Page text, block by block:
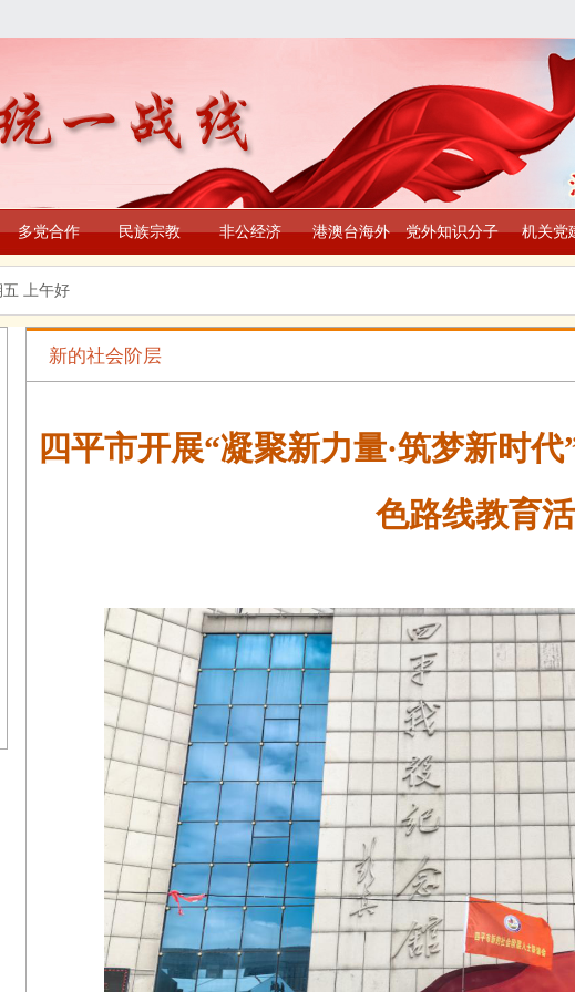
多党合作 民族宗教 非公经济 港澳台海外 党外知识分子 机关党
五 上午好
新的社会阶层
四平市开展“凝聚新力量·筑梦新时
色路线教育